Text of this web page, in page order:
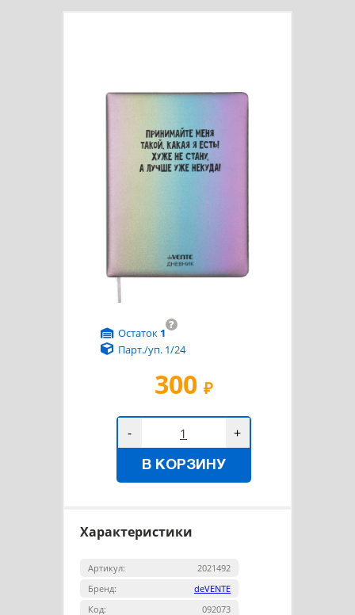
300 ₽
?
Остаток 1
Парт./уп. 1/24
- +
В КОРЗИНУ
Характеристики
Артикул:
2021492
Бренд:
deVENTE
Код:
092073